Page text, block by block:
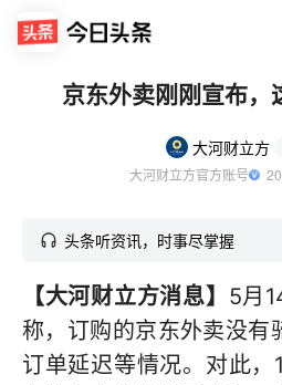
京东外卖刚刚宣布
大河财立方
大河财立方官方账号
头条听资讯，时事尽掌握
【大河财立方消息】 5月
称，订购的京东外卖没有
订单延迟等情况。对此